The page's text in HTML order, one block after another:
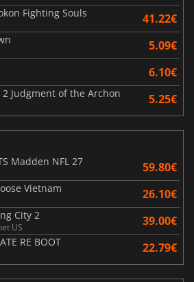
Fighting Souls 41.22€
5.09€
6.10€
2 Judgment of the Archon 5.25€
Madden NFL 27
59.80€
Vietnam 26.10€
City 2
US 39.00€
RE BOOT 22.79€